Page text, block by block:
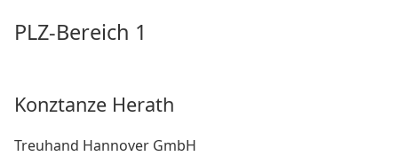
PLZ-Bereich 1
Konztanze Herath
Treuhand Hannover GmbH